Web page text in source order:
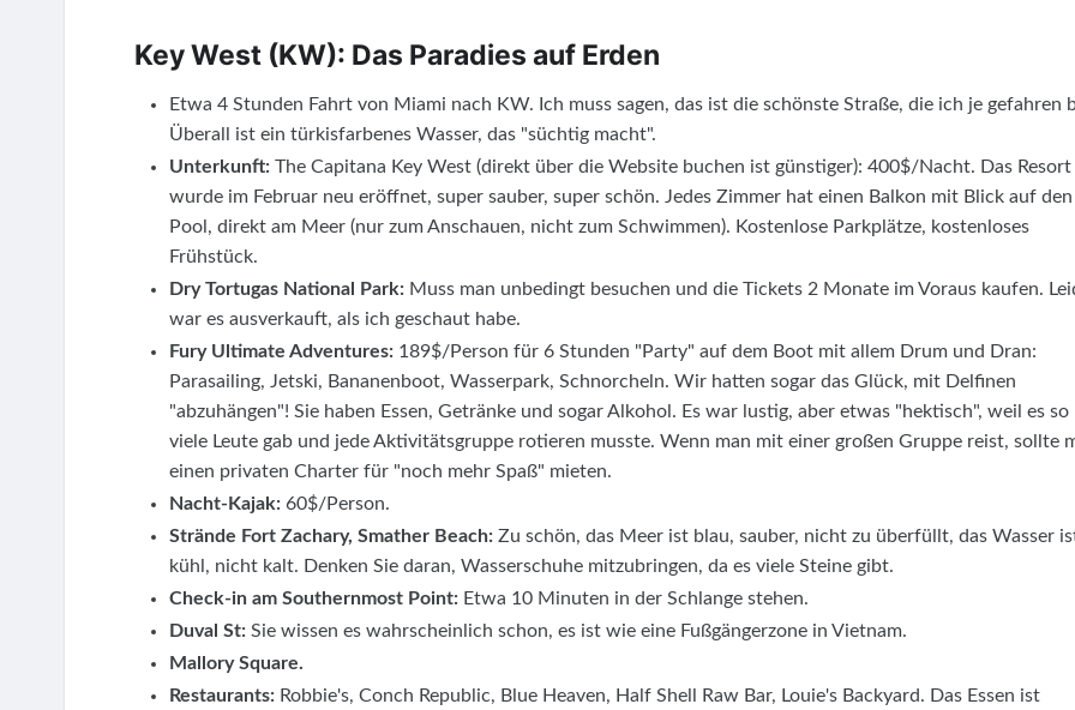
Key West (KW): Das Paradies auf Erden
Etwa 4 Stunden Fahrt von Miami nach KW. Ich muss sagen, das ist die schönste Straße, die ich je gefahren
Überall ist ein türkisfarbenes Wasser, das "süchtig macht".
Unterkunft: The Capitana Key West (direkt über die Website buchen ist günstiger): 400$/Nacht. Das Resort
wurde im Februar neu eröffnet, super sauber, super schön. Jedes Zimmer hat einen Balkon mit Blick auf den
Pool, direkt am Meer (nur zum Anschauen, nicht zum Schwimmen). Kostenlose Parkplätze, kostenloses
Frühstück.
Dry Tortugas National Park: Muss man unbedingt besuchen und die Tickets 2 Monate im Voraus kaufen.
war es ausverkauft, als ich geschaut habe.
Fury Ultimate Adventures: 189$/Person für 6 Stunden "Party" auf dem Boot mit allem Drum und Dran:
Parasailing, Jetski, Bananenboot, Wasserpark, Schnorcheln. Wir hatten sogar das Glück, mit Delfinen
"abzuhängen"! Sie haben Essen, Getränke und sogar Alkohol. Es war lustig, aber etwas "hektisch", weil es so
viele Leute gab und jede Aktivitätsgruppe rotieren musste. Wenn man mit einer großen Gruppe reist, sollte
einen privaten Charter für "noch mehr Spaß" mieten.
Nacht-Kajak: 60$/Person.
Strände Fort Zachary, Smather Beach: Zu schön, das Meer ist blau, sauber, nicht zu überfüllt, das Wasser
kühl, nicht kalt. Denken Sie daran, Wasserschuhe mitzubringen, da es viele Steine gibt.
Check-in am Southernmost Point: Etwa 10 Minuten in der Schlange stehen.
Duval St: Sie wissen es wahrscheinlich schon, es ist wie eine Fußgängerzone in Vietnam.
Mallory Square.
Restaurants: Robbie's, Conch Republic, Blue Heaven, Half Shell Raw Bar, Louie's Backyard. Das Essen ist